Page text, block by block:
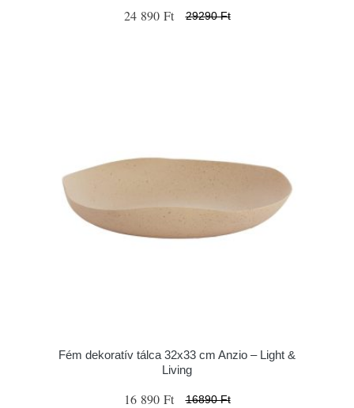
24 890 Ft 29290 Ft
Fém dekoratív tálca 32x33 cm Anzio – Light &
Living
16 890 Ft 16890 Ft